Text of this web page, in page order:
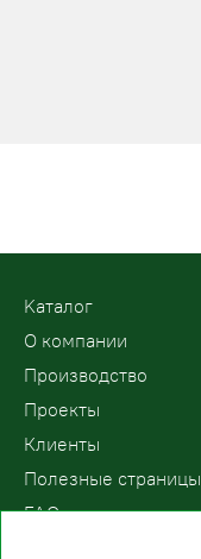
Kаталог
О компании
Производство
Проекты
Клиенты
Полезные страницы
FAQ